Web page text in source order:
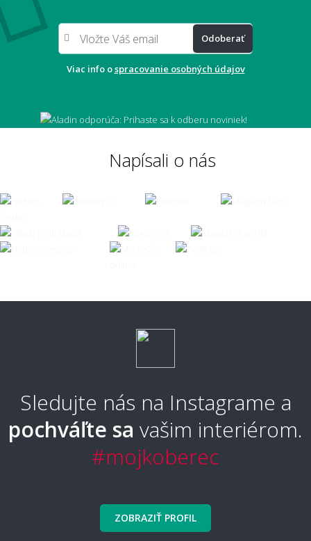
Odoberať
Viac info ospracovanie osobných údajov
Napísali o nás
Sledujte nás na Instagrame a
pochváľte sa vašim interiérom.
#mojkoberec
ZOBRAZIŤ PROFIL